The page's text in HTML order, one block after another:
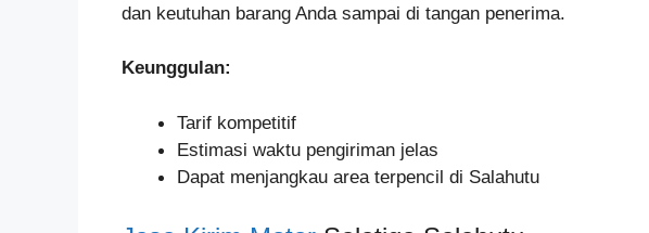
dan keutuhan barang Anda sampai di tangan penerima.
Keunggulan:
Tarif kompetitif
Estimasi waktu pengiriman jelas
Dapat menjangkau area terpencil di Salahutu